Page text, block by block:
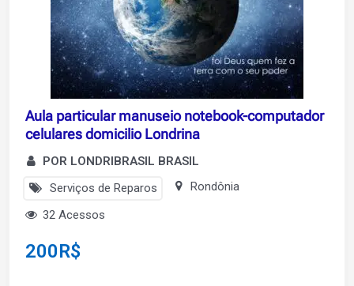
Aula particular manuseio notebook-computador
celulares domicilio Londrina
POR LONDRIBRASIL BRASIL
Serviços de Reparos
Rondônia
32 Acessos
200R$